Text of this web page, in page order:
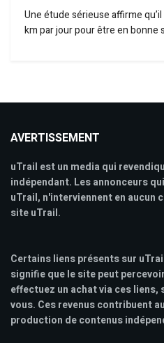
Une étude sérieuse affirme
km par jour pour être en bonne
AVERTISSEMENT
uTrail est un media qui
indépendant. Les annonceurs
uTrail, n'interviennent en aucun
site uTrail.
Certains liens présents sur
signifie que le site peut
effectuez un achat via ces liens,
vous. Ces revenus contribuent
production de contenus